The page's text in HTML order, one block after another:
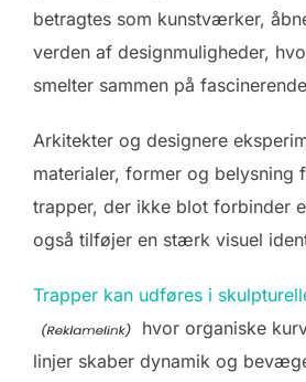
betragtes som kunstværker,
verden af designmuligheder,
smelter sammen på
Arkitekter og designere
materialer, former og belysning
trapper, der ikke blot forbinder
også tilføjer en stærk visuel
Trapper kan udføres i
hvor organiske
linjer skaber dynamik og